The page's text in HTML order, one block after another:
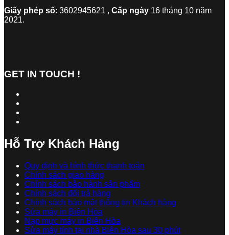
Giấy phép số: 3602945621 , Cấp ngày 16 tháng 10 năm
2021.
GET IN TOUCH !
Hỗ Trợ Khách Hàng
Quy định và hình thức thanh toán
Chính sách giao hàng
Chính sách bảo hành sản phẩm
Chính sách đổi trả hàng
Chính sách bảo mật thông tin Khách hàng
Sửa máy in Biên Hòa
Nạp mực máy in Biên Hòa
Sửa máy tính tại nhà Biên Hòa sau 30 phút